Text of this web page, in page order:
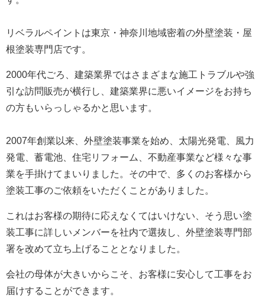
リベラルペイントは東京・神奈川地域密着の外壁塗装・屋
根塗装専門店です。
2000年代ごろ、建築業界ではさまざまな施工トラブルや強
引な訪問販売が横行し、建築業界に悪いイメージをお持ち
の方もいらっしゃるかと思います。
2007年創業以来、外壁塗装事業を始め、太陽光発電、風力
発電、蓄電池、住宅リフォーム、不動産事業など様々な事
業を手掛けてまいりました。 その中で、多くのお客様から
塗装工事のご依頼をいただくことがありました。
これはお客様の期待に応えなくてはいけない、そう思い塗
装工事に詳しいメンバーを社内で選抜し、外壁塗装専門部
署を改めて立ち上げることとなりました。
会社の母体が大きいからこそ、お客様に安心して工事をお
届けすることができます。